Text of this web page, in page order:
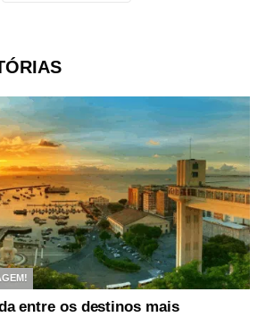
entre os destinos mais